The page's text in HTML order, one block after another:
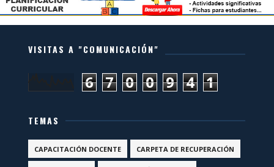
VISITAS A "COMUNICACIÓN"
6 7 0 0 9 4 1
TEMAS
CAPACITACIÓN DOCENTE CARPETA DE RECUPERACIÓN